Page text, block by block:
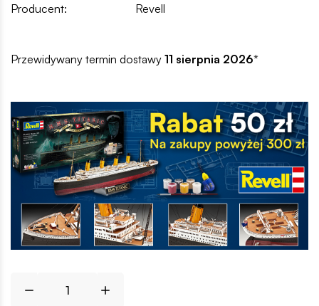
Producent:
Revell
Przewidywany termin dostawy 11 sierpnia 2026*